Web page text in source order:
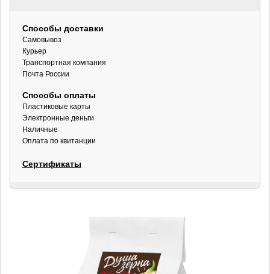
Способы доставки
Самовывоз
Курьер
Транспортная компания
Почта России
Способы оплаты
Пластиковые карты
Электронные деньги
Наличные
Оплата по квитанции
Сертификаты